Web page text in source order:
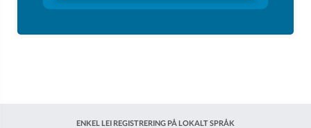
ENKEL LEI REGISTRERING PÅ LOKALT SPRÅK